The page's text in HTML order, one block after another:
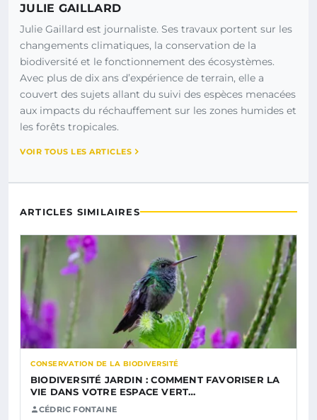
JULIE GAILLARD
Julie Gaillard est journaliste. Ses travaux portent sur les
changements climatiques, la conservation de la
biodiversité et le fonctionnement des écosystèmes.
Avec plus de dix ans d’expérience de terrain, elle a
couvert des sujets allant du suivi des espèces menacées
aux impacts du réchauffement sur les zones humides et
les forêts tropicales.
VOIR TOUS LES ARTICLES
ARTICLES SIMILAIRES
CONSERVATION DE LA BIODIVERSITÉ
BIODIVERSITÉ JARDIN : COMMENT FAVORISER LA
VIE DANS VOTRE ESPACE VERT…
CÉDRIC FONTAINE